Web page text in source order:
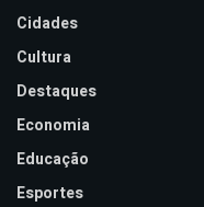
Cidades
Cultura
Destaques
Economia
Educação
Esportes